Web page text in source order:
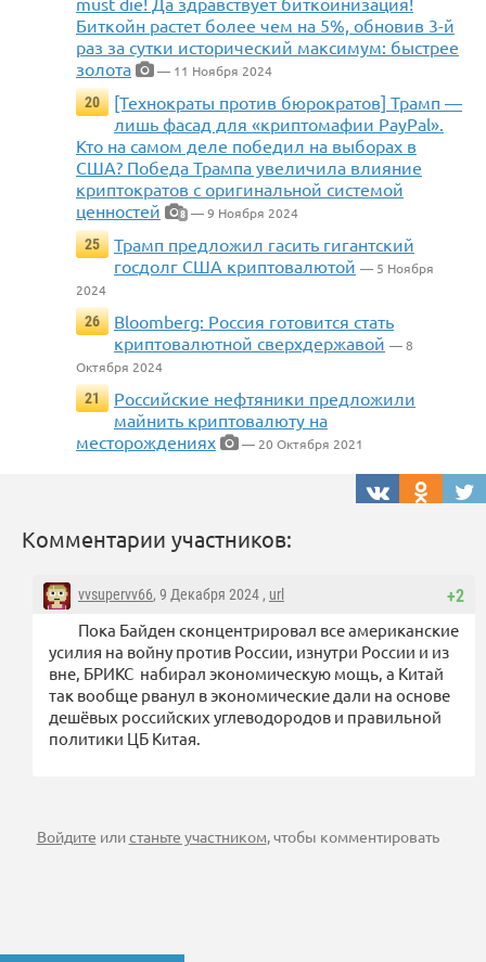
Биткойн растет более чем на 5%, обновив 3-й
раз за сутки исторический максимум: быстрее
золота
— 11 Ноября 2024
20
[Технократы против бюрократов] Трамп —
лишь фасад для «криптомафии PayPal».
Кто на самом деле победил на выборах в
США? Победа Трампа увеличила влияние
криптократов с оригинальной системой
ценностей
8 — 9 Ноября 2024
25
Трамп предложил гасить гигантский
госдолг США криптовалютой — 5 Ноября
2024
26
Bloomberg: Россия готовится стать
криптовалютной сверхдержавой — 8
Октября 2024
21
Российские нефтяники предложили
майнить криптовалюту на
месторождениях
— 20 Октября 2021
Комментарии участников:
+2
vvsupervv66, 9 Декабря 2024 , url
Пока Байден сконцентрировал все американские
усилия на войну против России, изнутри России и из
вне, БРИКС набирал экономическую мощь, а Китай
так вообще рванул в экономические дали на основе
дешёвых российских углеводородов и правильной
политики ЦБ Китая.
Войдите илистаньте участником, чтобы комментировать